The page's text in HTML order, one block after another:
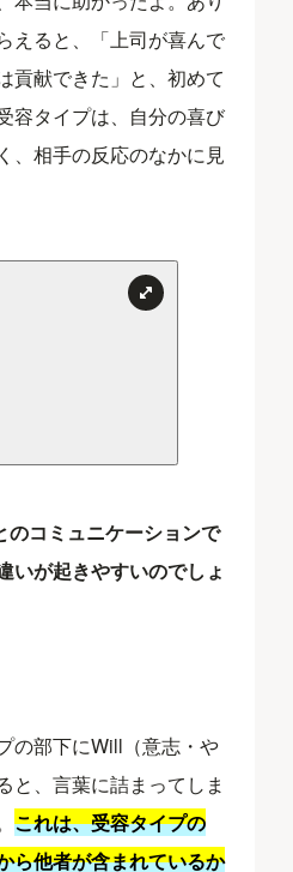
えると、「上司が喜んで
貢献できた」と、初めて
容タイプは、自分の喜び
、相手の反応のなかに見
のコミュニケーションで
いが起きやすいのでしょ
の部下にWill（意志・や
と、言葉に詰まってしま
これは、受容タイプの
ら他者が含まれているか